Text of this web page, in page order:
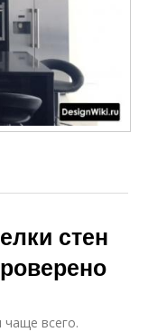
стен
всего.